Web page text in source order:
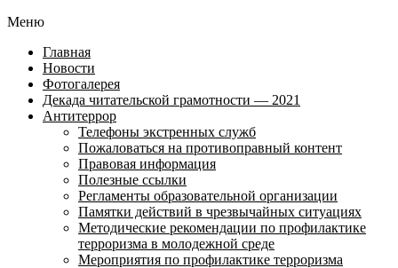
Меню
Главная
Новости
Фотогалерея
Декада читательской грамотности — 2021
Антитеррор
Телефоны экстренных служб
Пожаловаться на противоправный контент
Правовая информация
Полезные ссылки
Регламенты образовательной организации
Памятки действий в чрезвычайных ситуациях
Методические рекомендации по профилактике
терроризма в молодежной среде
Мероприятия по профилактике терроризма